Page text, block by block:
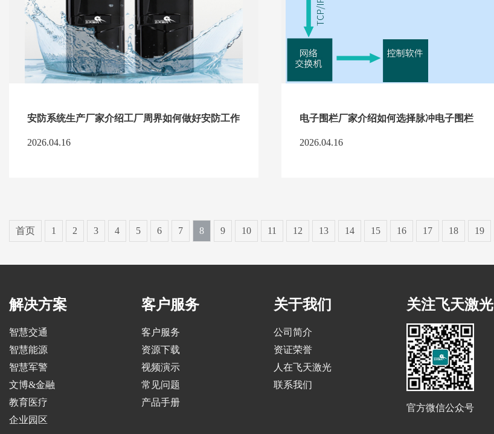
安防系统生产厂家介绍工厂周界如何做好安防工作
2026.04.16
电子围栏厂家介绍如何选择脉冲电子围栏
2026.04.16
首页 1 2 3 4 5 6 7 8 9 10 11 12 13 14 15 16 17 18 19
解决方案
智慧交通
智慧能源
智慧军警
文博&金融
教育医疗
企业园区
客户服务
客户服务
资源下载
视频演示
常见问题
产品手册
关于我们
公司简介
资证荣誉
人在飞天激光
联系我们
关注飞天激光
官方微信公众号